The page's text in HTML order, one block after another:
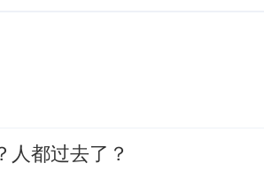
都过去了？